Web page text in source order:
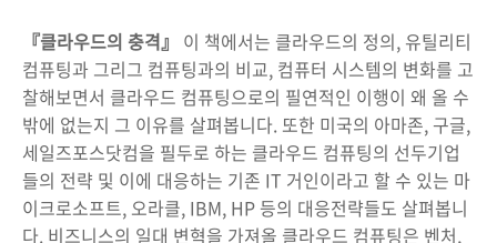
『클라우드의 충격』 이 책에서는 클라우드의 정의, 유틸리티
컴퓨팅과 그리그 컴퓨팅과의 비교, 컴퓨터 시스템의 변화를 고
찰해보면서 클라우드 컴퓨팅으로의 필연적인 이행이 왜 올 수
밖에 없는지 그 이유를 살펴봅니다. 또한 미국의 아마존, 구글,
세일즈포스닷컴을 필두로 하는 클라우드 컴퓨팅의 선두기업
들의 전략 및 이에 대응하는 기존 IT 거인이라고 할 수 있는 마
이크로소프트, 오라클, IBM, HP 등의 대응전략들도 살펴봅니
다. 비즈니스의 일대 변혁을 가져올 클라우드 컴퓨팅은 벤처,